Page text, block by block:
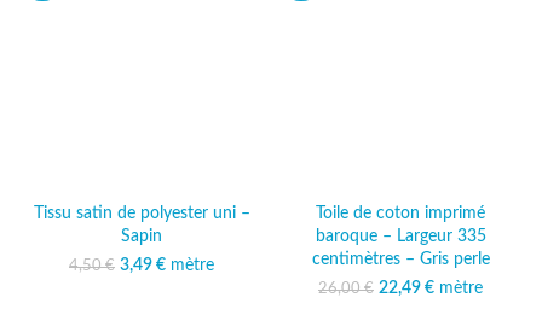
Tissu satin de polyester uni –
Sapin
4,50€ Le prix initial était :
3,49 € Le prix actuel
mètre
Toile de coton imprimé
baroque – Largeur 335
centimètres – Gris perle
26,00€ Le prix initial était :
22,49 €
Le prix
mètre